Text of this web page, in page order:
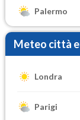
Palermo
Meteo città
Londra
Parigi